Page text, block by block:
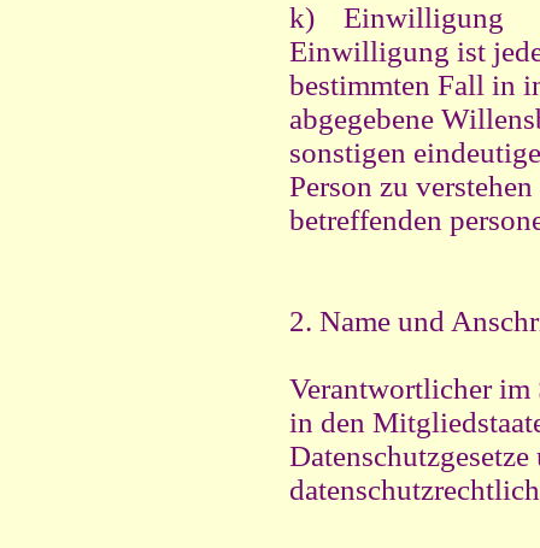
k) Einwilligung
Einwilligung ist
bestimmten Fall in
abgegebene
sonstigen
Person zu
betreffenden
2. Name und
Verantwortlicher im
in den